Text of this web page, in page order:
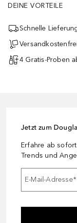
DEINE VORTEILE
Schnelle
4 Gratis-Proben
Jetzt zum
Erfahre ab
Trends und
E-Mail-Adresse*